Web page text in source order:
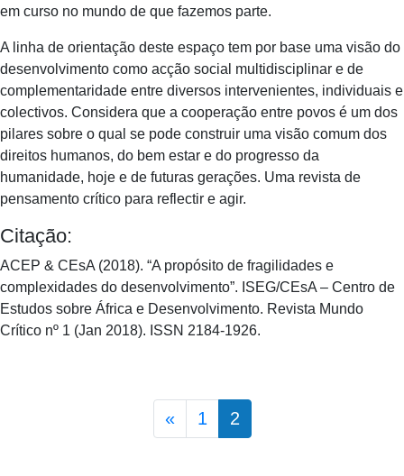
em curso no mundo de que fazemos parte.
A linha de orientação deste espaço tem por base uma visão do
desenvolvimento como acção social multidisciplinar e de
complementaridade entre diversos intervenientes, individuais e
colectivos. Considera que a cooperação entre povos é um dos
pilares sobre o qual se pode construir uma visão comum dos
direitos humanos, do bem estar e do progresso da
humanidade, hoje e de futuras gerações. Uma revista de
pensamento crítico para reflectir e agir.
Citação:
ACEP & CEsA (2018). “A propósito de fragilidades e
complexidades do desenvolvimento”. ISEG/CEsA – Centro de
Estudos sobre África e Desenvolvimento. Revista Mundo
Crítico nº 1 (Jan 2018). ISSN 2184-1926.
Posts navigation
« 1 2